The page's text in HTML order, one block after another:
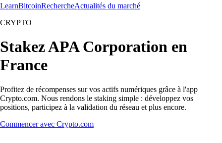
LearnBitcoinRechercheActualités du marché
CRYPTO
Stakez APA Corporation en
France
Profitez de récompenses sur vos actifs numériques grâce à l'app
Crypto.com. Nous rendons le staking simple : développez vos
positions, participez à la validation du réseau et plus encore.
Commencer avec Crypto.com